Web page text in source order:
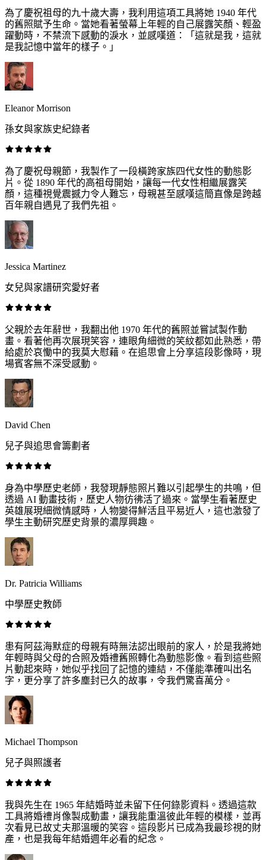
為了慶祝祖母的九十歲大壽，我利用這項工具將她 1940 年代
的舊照賦予生命。當她看著螢幕上年輕的自己展露笑顏、輕盈
躍動時，不禁流下感動的淚水，並感嘆道：「這就是我，這就
是我記憶中當年的樣子。」
Eleanor Morrison
孫女與家族史紀錄者
為了慶祝母親節，我製作了一段橫跨家族四代女性的動態影
片。從 1890 年代的高祖母開始，讓每一代女性相繼展露笑
顏，這種視覺震撼力令人難忘，母親甚至感嘆這簡直像是跨越
百年親自遇見了我們先祖。
Jessica Martinez
女兒與家譜研究愛好者
父親於去年辭世，我翻出他 1970 年代的舊照並嘗試製作動
畫。看著他再次展現笑容，連眼角細微的笑紋都如此熟悉，帶
給處於哀慟中的我莫大慰藉。在追思會上分享這段影像時，現
場賓客無不深受感動。
David Chen
兒子與追思會籌劃者
身為中學歷史老師，我發現靜態照片難以引起學生的共鳴，但
透過 AI 動畫技術，歷史人物彷彿活了過來。當學生看著歷史
英雄展現細微情感時，人物變得鮮活且平易近人，這也激發了
學生主動研究歷史背景的濃厚興趣。
Dr. Patricia Williams
中學歷史教師
患有阿茲海默症的母親有時無法認出眼前的家人，於是我將她
年輕時與父母的合照及婚禮舊照轉化為動態影像。看到這些照
片動起來時，她似乎找回了記憶的連結，不僅能準確叫出名
字，更分享了許多塵封已久的故事，令我們驚喜萬分。
Michael Thompson
兒子與照護者
我與先生在 1965 年結婚時並未留下任何錄影資料。透過這款
工具將婚禮肖像製成動畫，讓我能重溫彼此年輕的模樣，並再
次看見已故丈夫那溫暖的笑容。這段影片已成為我最珍視的財
產，也是我每年結婚週年必看的紀念。